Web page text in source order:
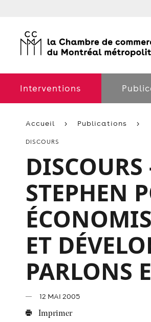
Interventions
Accueil Publications
DISCOURS
STEPHEN
ET
PARLONS
12 MAI 2005
Imprimer